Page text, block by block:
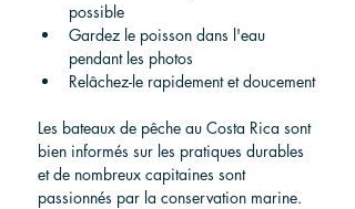
possible
Gardez le poisson dans l'eau
pendant les photos
Relâchez-le rapidement et doucement
Les bateaux de pêche au Costa Rica sont
bien informés sur les pratiques durables
et de nombreux capitaines sont
passionnés par la conservation marine.